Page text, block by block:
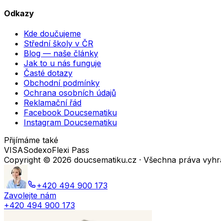
Odkazy
Kde doučujeme
Střední školy v ČR
Blog — naše články
Jak to u nás funguje
Časté dotazy
Obchodní podmínky
Ochrana osobních údajů
Reklamační řád
Facebook Doucsematiku
Instagram Doucsematiku
Přijímáme také
VISASodexoFlexi Pass
Copyright © 2026 doucsematiku.cz · Všechna práva
+420 494 900 173
Zavolejte nám
+420 494 900 173